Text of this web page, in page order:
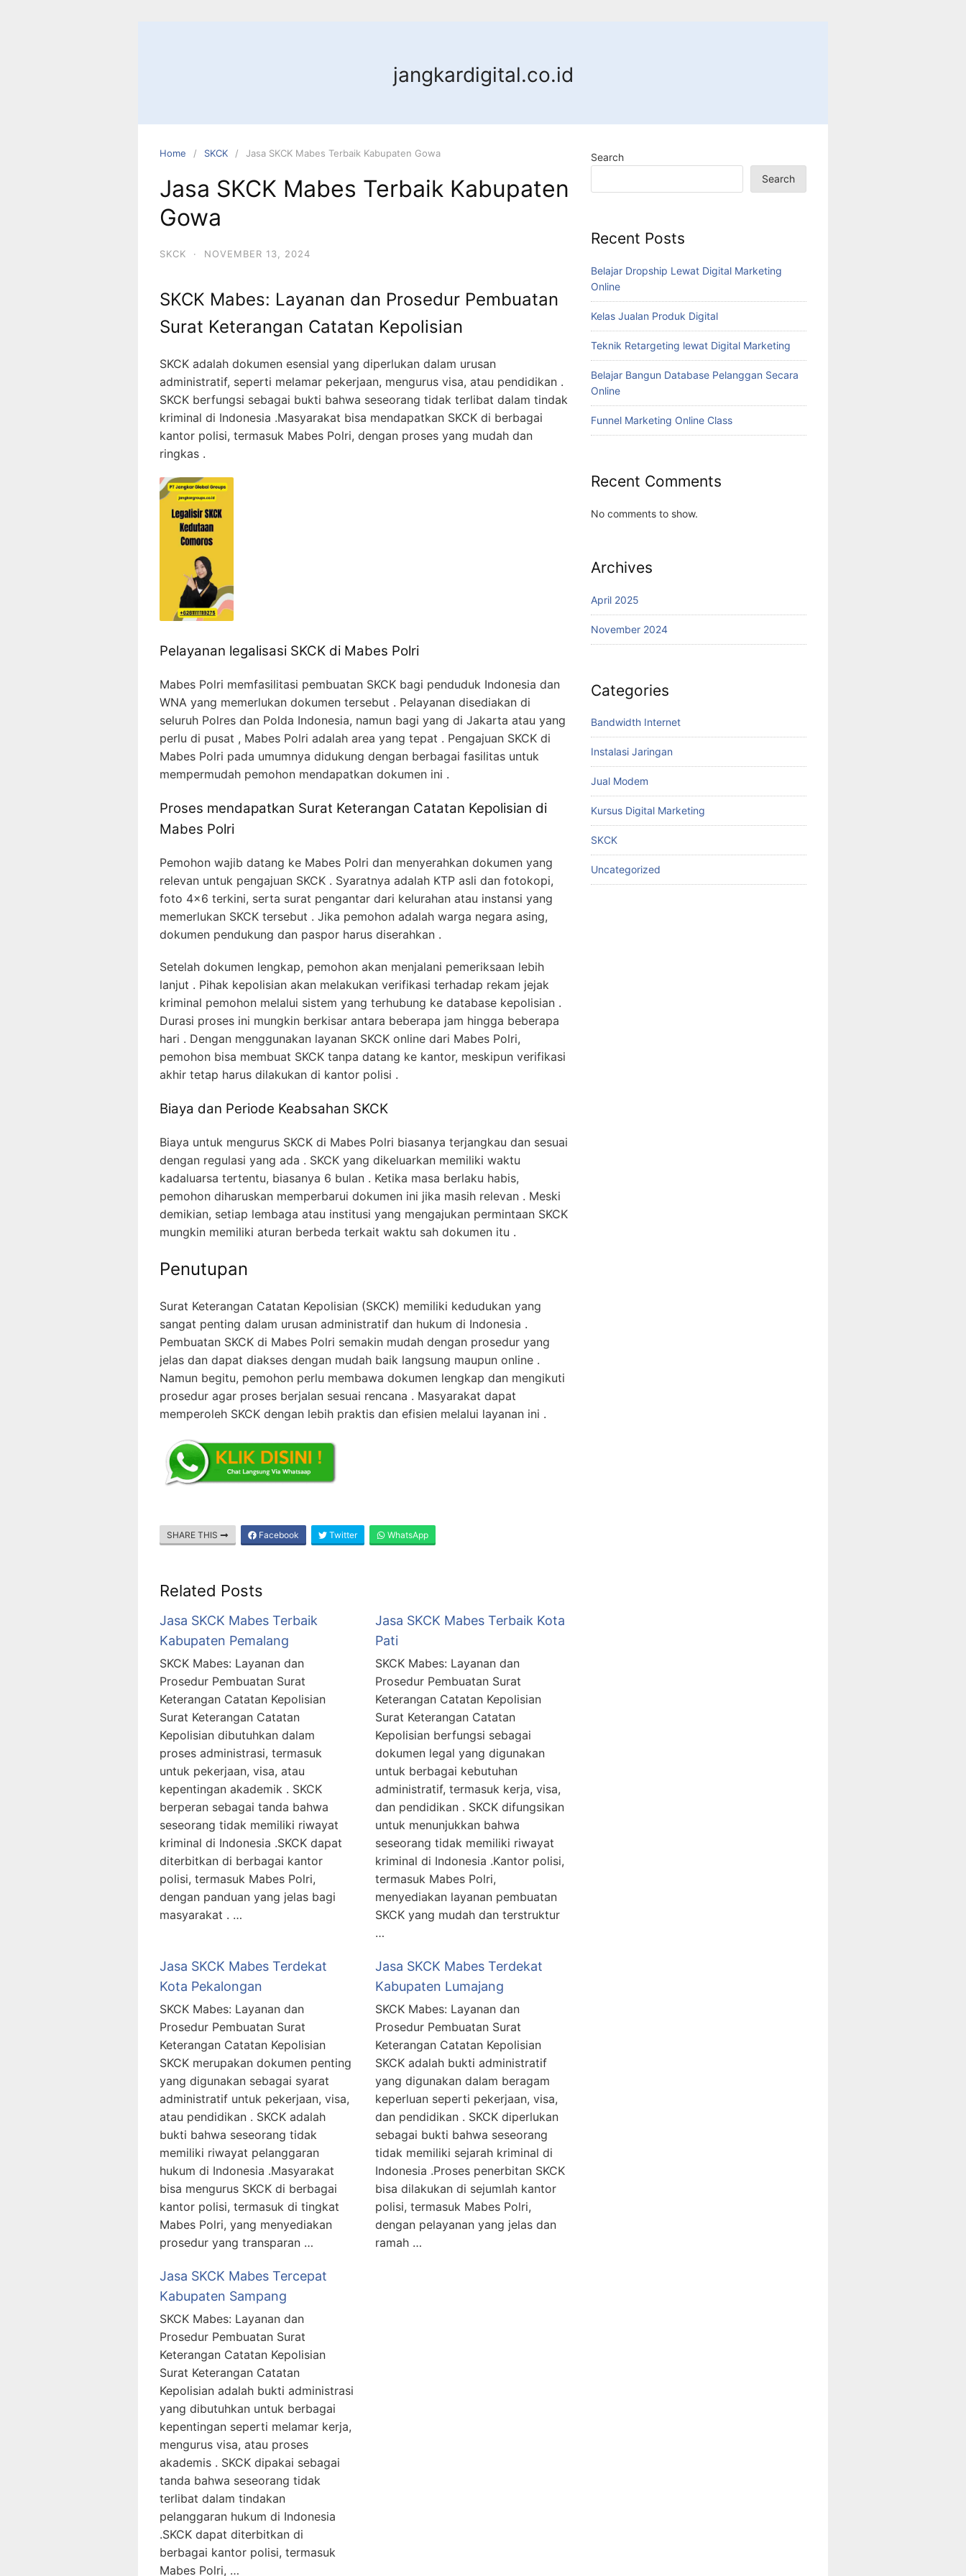
jangkardigital.co.id
Home SKCK Jasa SKCK Mabes Terbaik Kabupaten Gowa
Jasa SKCK Mabes Terbaik Kabupaten
Gowa
SKCK · NOVEMBER 13, 2024
SKCK Mabes: Layanan dan Prosedur Pembuatan
Surat Keterangan Catatan Kepolisian
SKCK adalah dokumen esensial yang diperlukan dalam urusan
administratif, seperti melamar pekerjaan, mengurus visa, atau pendidikan .
SKCK berfungsi sebagai bukti bahwa seseorang tidak terlibat dalam tindak
kriminal di Indonesia .Masyarakat bisa mendapatkan SKCK di berbagai
kantor polisi, termasuk Mabes Polri, dengan proses yang mudah dan
ringkas .
Pelayanan legalisasi SKCK di Mabes Polri
Mabes Polri memfasilitasi pembuatan SKCK bagi penduduk Indonesia dan
WNA yang memerlukan dokumen tersebut . Pelayanan disediakan di
seluruh Polres dan Polda Indonesia, namun bagi yang di Jakarta atau yang
perlu di pusat , Mabes Polri adalah area yang tepat . Pengajuan SKCK di
Mabes Polri pada umumnya didukung dengan berbagai fasilitas untuk
mempermudah pemohon mendapatkan dokumen ini .
Proses mendapatkan Surat Keterangan Catatan Kepolisian di
Mabes Polri
Pemohon wajib datang ke Mabes Polri dan menyerahkan dokumen yang
relevan untuk pengajuan SKCK . Syaratnya adalah KTP asli dan fotokopi,
foto 4×6 terkini, serta surat pengantar dari kelurahan atau instansi yang
memerlukan SKCK tersebut . Jika pemohon adalah warga negara asing,
dokumen pendukung dan paspor harus diserahkan .
Setelah dokumen lengkap, pemohon akan menjalani pemeriksaan lebih
lanjut . Pihak kepolisian akan melakukan verifikasi terhadap rekam jejak
kriminal pemohon melalui sistem yang terhubung ke database kepolisian .
Durasi proses ini mungkin berkisar antara beberapa jam hingga beberapa
hari . Dengan menggunakan layanan SKCK online dari Mabes Polri,
pemohon bisa membuat SKCK tanpa datang ke kantor, meskipun verifikasi
akhir tetap harus dilakukan di kantor polisi .
Biaya dan Periode Keabsahan SKCK
Biaya untuk mengurus SKCK di Mabes Polri biasanya terjangkau dan sesuai
dengan regulasi yang ada . SKCK yang dikeluarkan memiliki waktu
kadaluarsa tertentu, biasanya 6 bulan . Ketika masa berlaku habis,
pemohon diharuskan memperbarui dokumen ini jika masih relevan . Meski
demikian, setiap lembaga atau institusi yang mengajukan permintaan SKCK
mungkin memiliki aturan berbeda terkait waktu sah dokumen itu .
Penutupan
Surat Keterangan Catatan Kepolisian (SKCK) memiliki kedudukan yang
sangat penting dalam urusan administratif dan hukum di Indonesia .
Pembuatan SKCK di Mabes Polri semakin mudah dengan prosedur yang
jelas dan dapat diakses dengan mudah baik langsung maupun online .
Namun begitu, pemohon perlu membawa dokumen lengkap dan mengikuti
prosedur agar proses berjalan sesuai rencana . Masyarakat dapat
memperoleh SKCK dengan lebih praktis dan efisien melalui layanan ini .
SHARE THIS Facebook Twitter WhatsApp
Related Posts
Jasa SKCK Mabes Terbaik
Kabupaten Pemalang
SKCK Mabes: Layanan dan
Prosedur Pembuatan Surat
Keterangan Catatan Kepolisian
Surat Keterangan Catatan
Kepolisian dibutuhkan dalam
proses administrasi, termasuk
untuk pekerjaan, visa, atau
kepentingan akademik . SKCK
berperan sebagai tanda bahwa
seseorang tidak memiliki riwayat
kriminal di Indonesia .SKCK dapat
diterbitkan di berbagai kantor
polisi, termasuk Mabes Polri,
dengan panduan yang jelas bagi
masyarakat . …
Jasa SKCK Mabes Terbaik Kota
Pati
SKCK Mabes: Layanan dan
Prosedur Pembuatan Surat
Keterangan Catatan Kepolisian
Surat Keterangan Catatan
Kepolisian berfungsi sebagai
dokumen legal yang digunakan
untuk berbagai kebutuhan
administratif, termasuk kerja, visa,
dan pendidikan . SKCK difungsikan
untuk menunjukkan bahwa
seseorang tidak memiliki riwayat
kriminal di Indonesia .Kantor polisi,
termasuk Mabes Polri,
menyediakan layanan pembuatan
SKCK yang mudah dan terstruktur
…
Jasa SKCK Mabes Terdekat
Kota Pekalongan
SKCK Mabes: Layanan dan
Prosedur Pembuatan Surat
Keterangan Catatan Kepolisian
SKCK merupakan dokumen penting
yang digunakan sebagai syarat
administratif untuk pekerjaan, visa,
atau pendidikan . SKCK adalah
bukti bahwa seseorang tidak
memiliki riwayat pelanggaran
hukum di Indonesia .Masyarakat
bisa mengurus SKCK di berbagai
kantor polisi, termasuk di tingkat
Mabes Polri, yang menyediakan
prosedur yang transparan …
Jasa SKCK Mabes Terdekat
Kabupaten Lumajang
SKCK Mabes: Layanan dan
Prosedur Pembuatan Surat
Keterangan Catatan Kepolisian
SKCK adalah bukti administratif
yang digunakan dalam beragam
keperluan seperti pekerjaan, visa,
dan pendidikan . SKCK diperlukan
sebagai bukti bahwa seseorang
tidak memiliki sejarah kriminal di
Indonesia .Proses penerbitan SKCK
bisa dilakukan di sejumlah kantor
polisi, termasuk Mabes Polri,
dengan pelayanan yang jelas dan
ramah …
Jasa SKCK Mabes Tercepat
Kabupaten Sampang
SKCK Mabes: Layanan dan
Prosedur Pembuatan Surat
Keterangan Catatan Kepolisian
Surat Keterangan Catatan
Kepolisian adalah bukti administrasi
yang dibutuhkan untuk berbagai
kepentingan seperti melamar kerja,
mengurus visa, atau proses
akademis . SKCK dipakai sebagai
tanda bahwa seseorang tidak
terlibat dalam tindakan
pelanggaran hukum di Indonesia
.SKCK dapat diterbitkan di
berbagai kantor polisi, termasuk
Mabes Polri, …
Search
Search
Recent Posts
Belajar Dropship Lewat Digital Marketing
Online
Kelas Jualan Produk Digital
Teknik Retargeting lewat Digital Marketing
Belajar Bangun Database Pelanggan Secara
Online
Funnel Marketing Online Class
Recent Comments
No comments to show.
Archives
April 2025
November 2024
Categories
Bandwidth Internet
Instalasi Jaringan
Jual Modem
Kursus Digital Marketing
SKCK
Uncategorized